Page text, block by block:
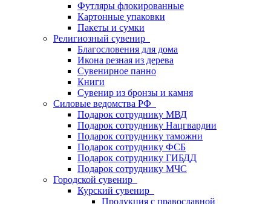
Футляры флокированные
Картонные упаковки
Пакеты и сумки
Религиозный сувенир
Благословения для дома
Икона резная из дерева
Сувенирное панно
Книги
Сувенир из бронзы и камня
Силовые ведомства РФ
Подарок сотруднику МВД
Подарок сотруднику Нацгвардии
Подарок сотруднику таможни
Подарок сотруднику ФСБ
Подарок сотруднику ГИБДД
Подарок сотруднику МЧС
Городской сувенир
Курский сувенир
Продукция с православной